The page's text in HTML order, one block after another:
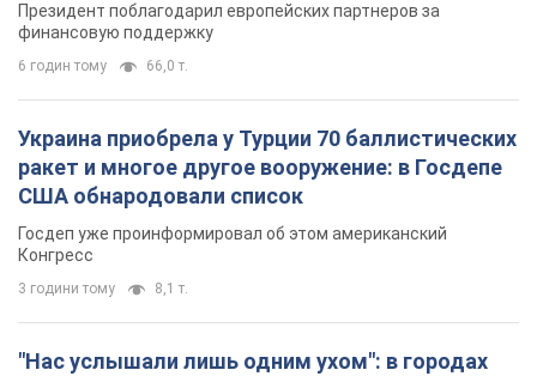
Президент поблагодарил европейских партнеров за
финансовую поддержку
6 годин тому 66,0 т.
Украина приобрела у Турции 70 баллистических
ракет и многое другое вооружение: в Госдепе
США обнародовали список
Госдеп уже проинформировал об этом американский
Конгресс
3 години тому 8,1 т.
"Нас услышали лишь одним ухом": в городах